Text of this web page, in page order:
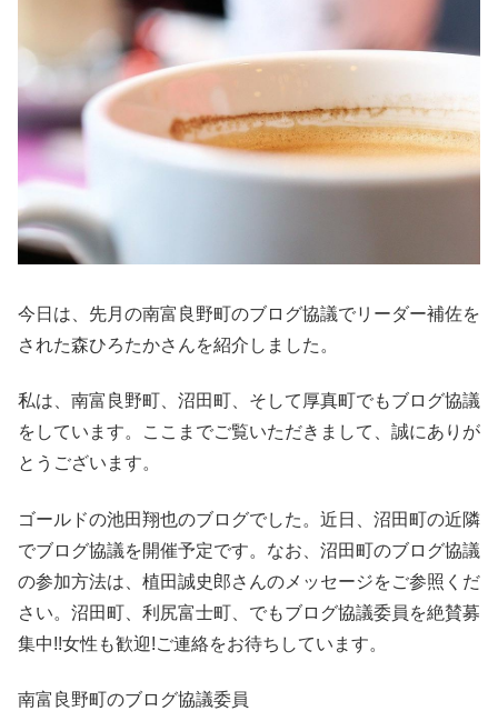
今日は、先月の南富良野町のブログ協議でリーダー補佐を
された森ひろたかさんを紹介しました。
私は、南富良野町、沼田町、そして厚真町でもブログ協議
をしています。ここまでご覧いただきまして、誠にありが
とうございます。
ゴールドの池田翔也のブログでした。近日、沼田町の近隣
でブログ協議を開催予定です。なお、沼田町のブログ協議
の参加方法は、植田誠史郎さんのメッセージをご参照くだ
さい。沼田町、利尻富士町、でもブログ協議委員を絶賛募
集中!!女性も歓迎!ご連絡をお待ちしています。
南富良野町のブログ協議委員